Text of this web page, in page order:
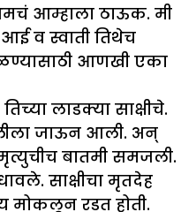
आम्हाला ठाऊक. मी
व स्वाती तिथेच
आणखी एका
लाडक्या साक्षीचे.
जाऊन आली. अन्
बातमी समजली.
साक्षीचा मृतदेह
मोकलून रडत होती.